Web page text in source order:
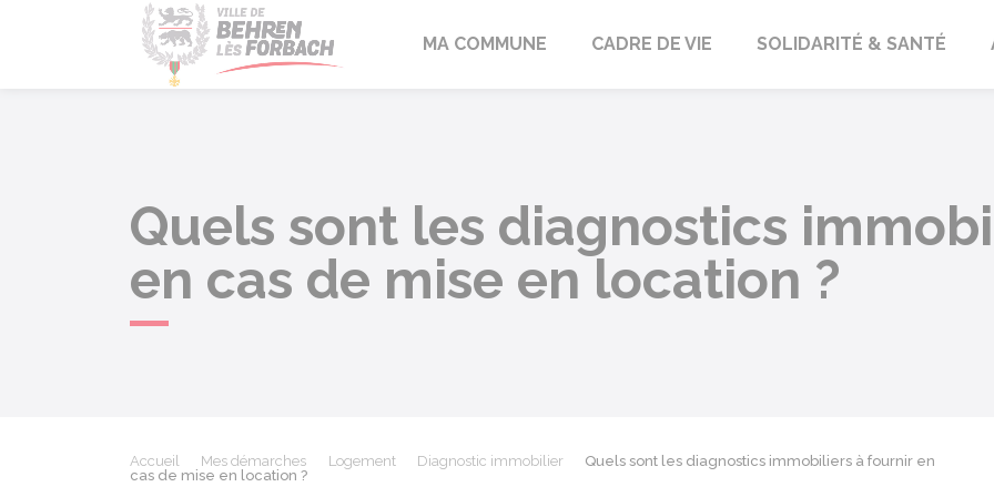
Behren-lès-Forbach
MA COMMUNE CADRE DE VIE SOLIDARITÉ & SANTÉ
Quels sont les diagnostics
en cas de mise en location ?
Accueil Mes démarches Logement Diagnostic immobilier
Quels sont les diagnostics immobiliers à fournir en
cas de mise en location ?